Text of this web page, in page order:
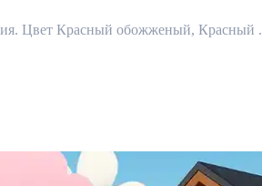
Цвет Красный обожженый, Красный .